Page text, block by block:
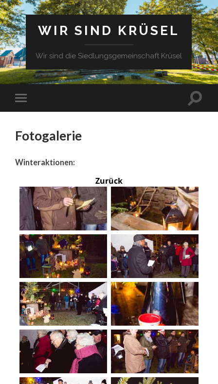
WIR SIND KRÜSEL
Wir sind die Siedlungsgemeinschaft Krüsel
Fotogalerie
Winteraktionen:
Zurück